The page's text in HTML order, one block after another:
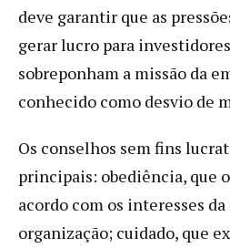
deve garantir que as
gerar lucro para
sobreponham a missão da
conhecido como desvio de
Os conselhos sem fins
principais: obediência, que
acordo com os interesses da
organização; cuidado, que